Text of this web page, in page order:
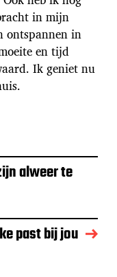
in mijn
ontspannen in
en tijd
Ik geniet nu
alweer te
past bij jou